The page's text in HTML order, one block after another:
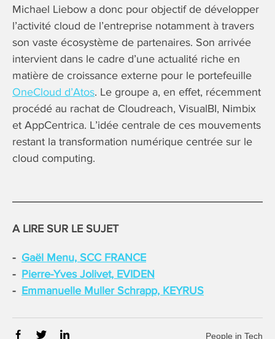
Michael Liebow a donc pour objectif de développer
l’activité cloud de l’entreprise notamment à travers
son vaste écosystème de partenaires. Son arrivée
intervient dans le cadre d’une actualité riche en
matière de croissance externe pour le portefeuille
OneCloud d’Atos. Le groupe a, en effet, récemment
procédé au rachat de Cloudreach, VisualBI, Nimbix
et AppCentrica. L’idée centrale de ces mouvements
restant la transformation numérique centrée sur le
cloud computing.
A LIRE SUR LE SUJET
Gaël Menu, SCC FRANCE
Pierre-Yves Jolivet, EVIDEN
Emmanuelle Muller Schrapp, KEYRUS
People in Tech